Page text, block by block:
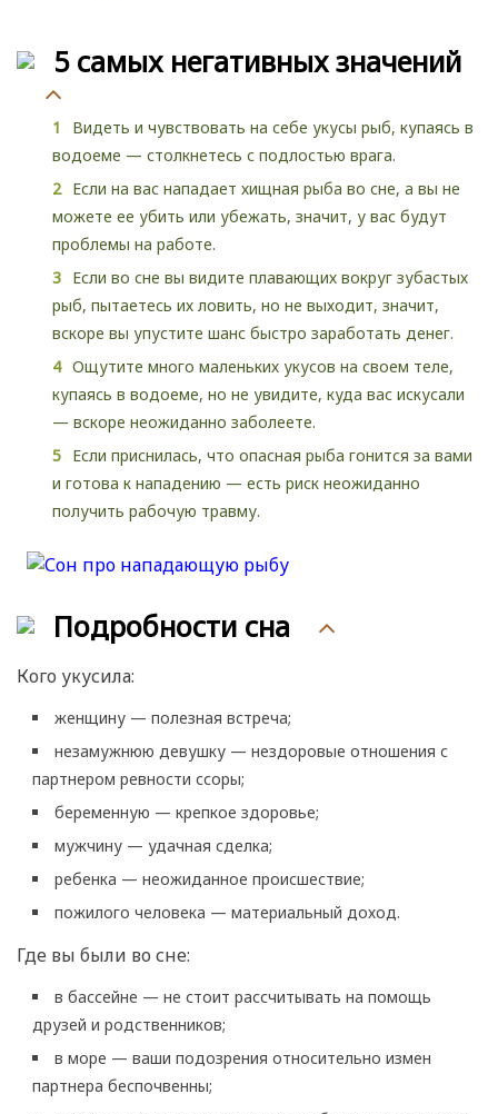
5 самых негативных значений
Видеть и чувствовать на себе укусы рыб, купаясь в
водоеме — столкнетесь с подлостью врага.
Если на вас нападает хищная рыба во сне, а вы не
можете ее убить или убежать, значит, у вас будут
проблемы на работе.
Если во сне вы видите плавающих вокруг зубастых
рыб, пытаетесь их ловить, но не выходит, значит,
вскоре вы упустите шанс быстро заработать денег.
Ощутите много маленьких укусов на своем теле,
купаясь в водоеме, но не увидите, куда вас искусали
— вскоре неожиданно заболеете.
Если приснилась, что опасная рыба гонится за вами
и готова к нападению — есть риск неожиданно
получить рабочую травму.
Подробности сна
Кого укусила:
женщину — полезная встреча;
незамужнюю девушку — нездоровые отношения с
партнером ревности ссоры;
беременную — крепкое здоровье;
мужчину — удачная сделка;
ребенка — неожиданное происшествие;
пожилого человека — материальный доход.
Где вы были во сне:
в бассейне — не стоит рассчитывать на помощь
друзей и родственников;
в море — ваши подозрения относительно измен
партнера беспочвенны;